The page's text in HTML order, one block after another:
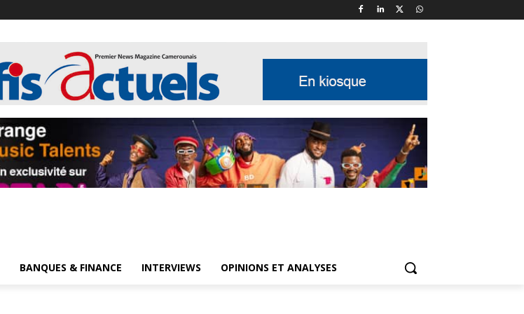
BANQUES & FINANCE INTERVIEWS OPINIONS ET ANALYSES